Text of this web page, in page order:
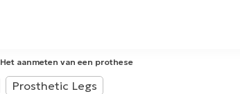
Het aanmeten van een prothese
Prosthetic Legs